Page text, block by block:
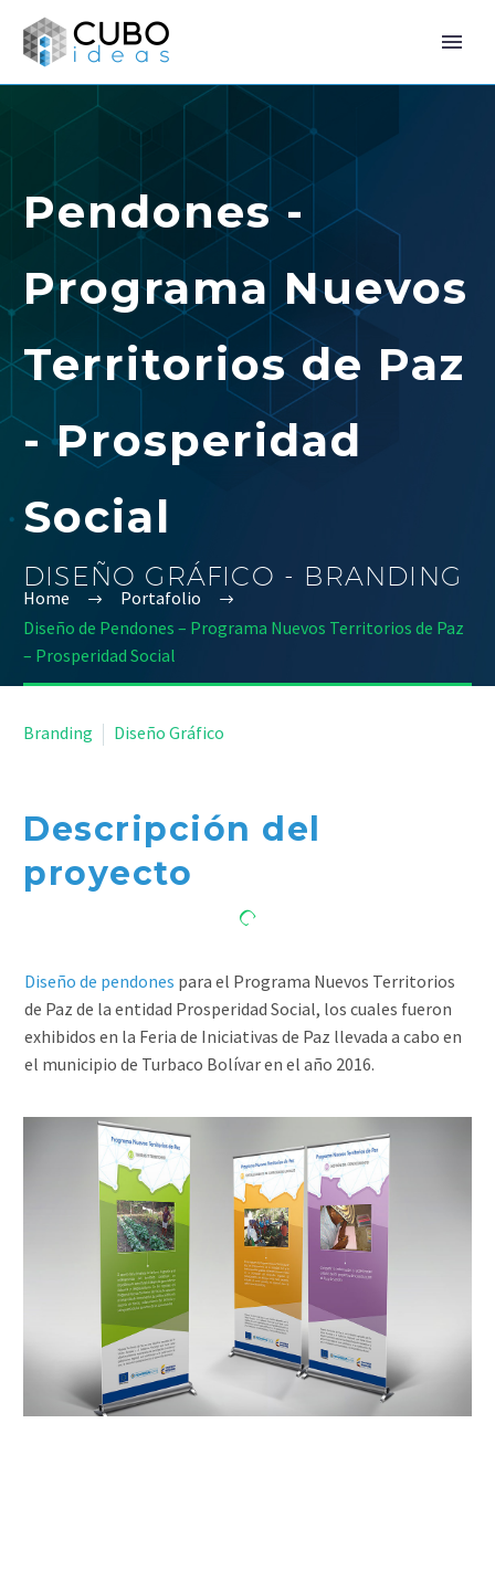
Pendones -
Programa Nuevos
Territorios de Paz
- Prosperidad
Social
DISEÑO GRÁFICO - BRANDING
Home
Portafolio
Diseño de Pendones – Programa Nuevos Territorios de Paz
– Prosperidad Social
Branding Diseño Gráfico
Descripción del
proyecto
Diseño de pendones para el Programa Nuevos Territorios
de Paz de la entidad Prosperidad Social, los cuales fueron
exhibidos en la Feria de Iniciativas de Paz llevada a cabo en
el municipio de Turbaco Bolívar en el año 2016.